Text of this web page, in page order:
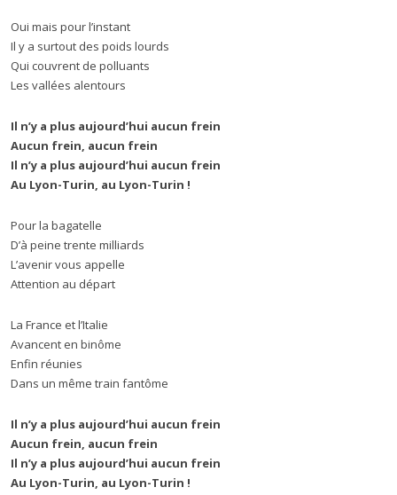
Oui mais pour l’instant
Il y a surtout des poids lourds
Qui couvrent de polluants
Les vallées alentours
Il n’y a plus aujourd’hui aucun frein
Aucun frein, aucun frein
Il n’y a plus aujourd’hui aucun frein
Au Lyon-Turin, au Lyon-Turin !
Pour la bagatelle
D’à peine trente milliards
L’avenir vous appelle
Attention au départ
La France et l’Italie
Avancent en binôme
Enfin réunies
Dans un même train fantôme
Il n’y a plus aujourd’hui aucun frein
Aucun frein, aucun frein
Il n’y a plus aujourd’hui aucun frein
Au Lyon-Turin, au Lyon-Turin !